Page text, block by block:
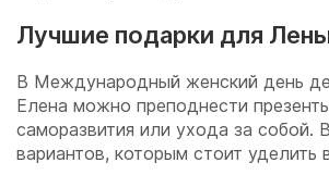
Лучшие подарки для
В Международный женский день
Елена можно преподнести
саморазвития или ухода за собой.
вариантов, которым стоит уделить